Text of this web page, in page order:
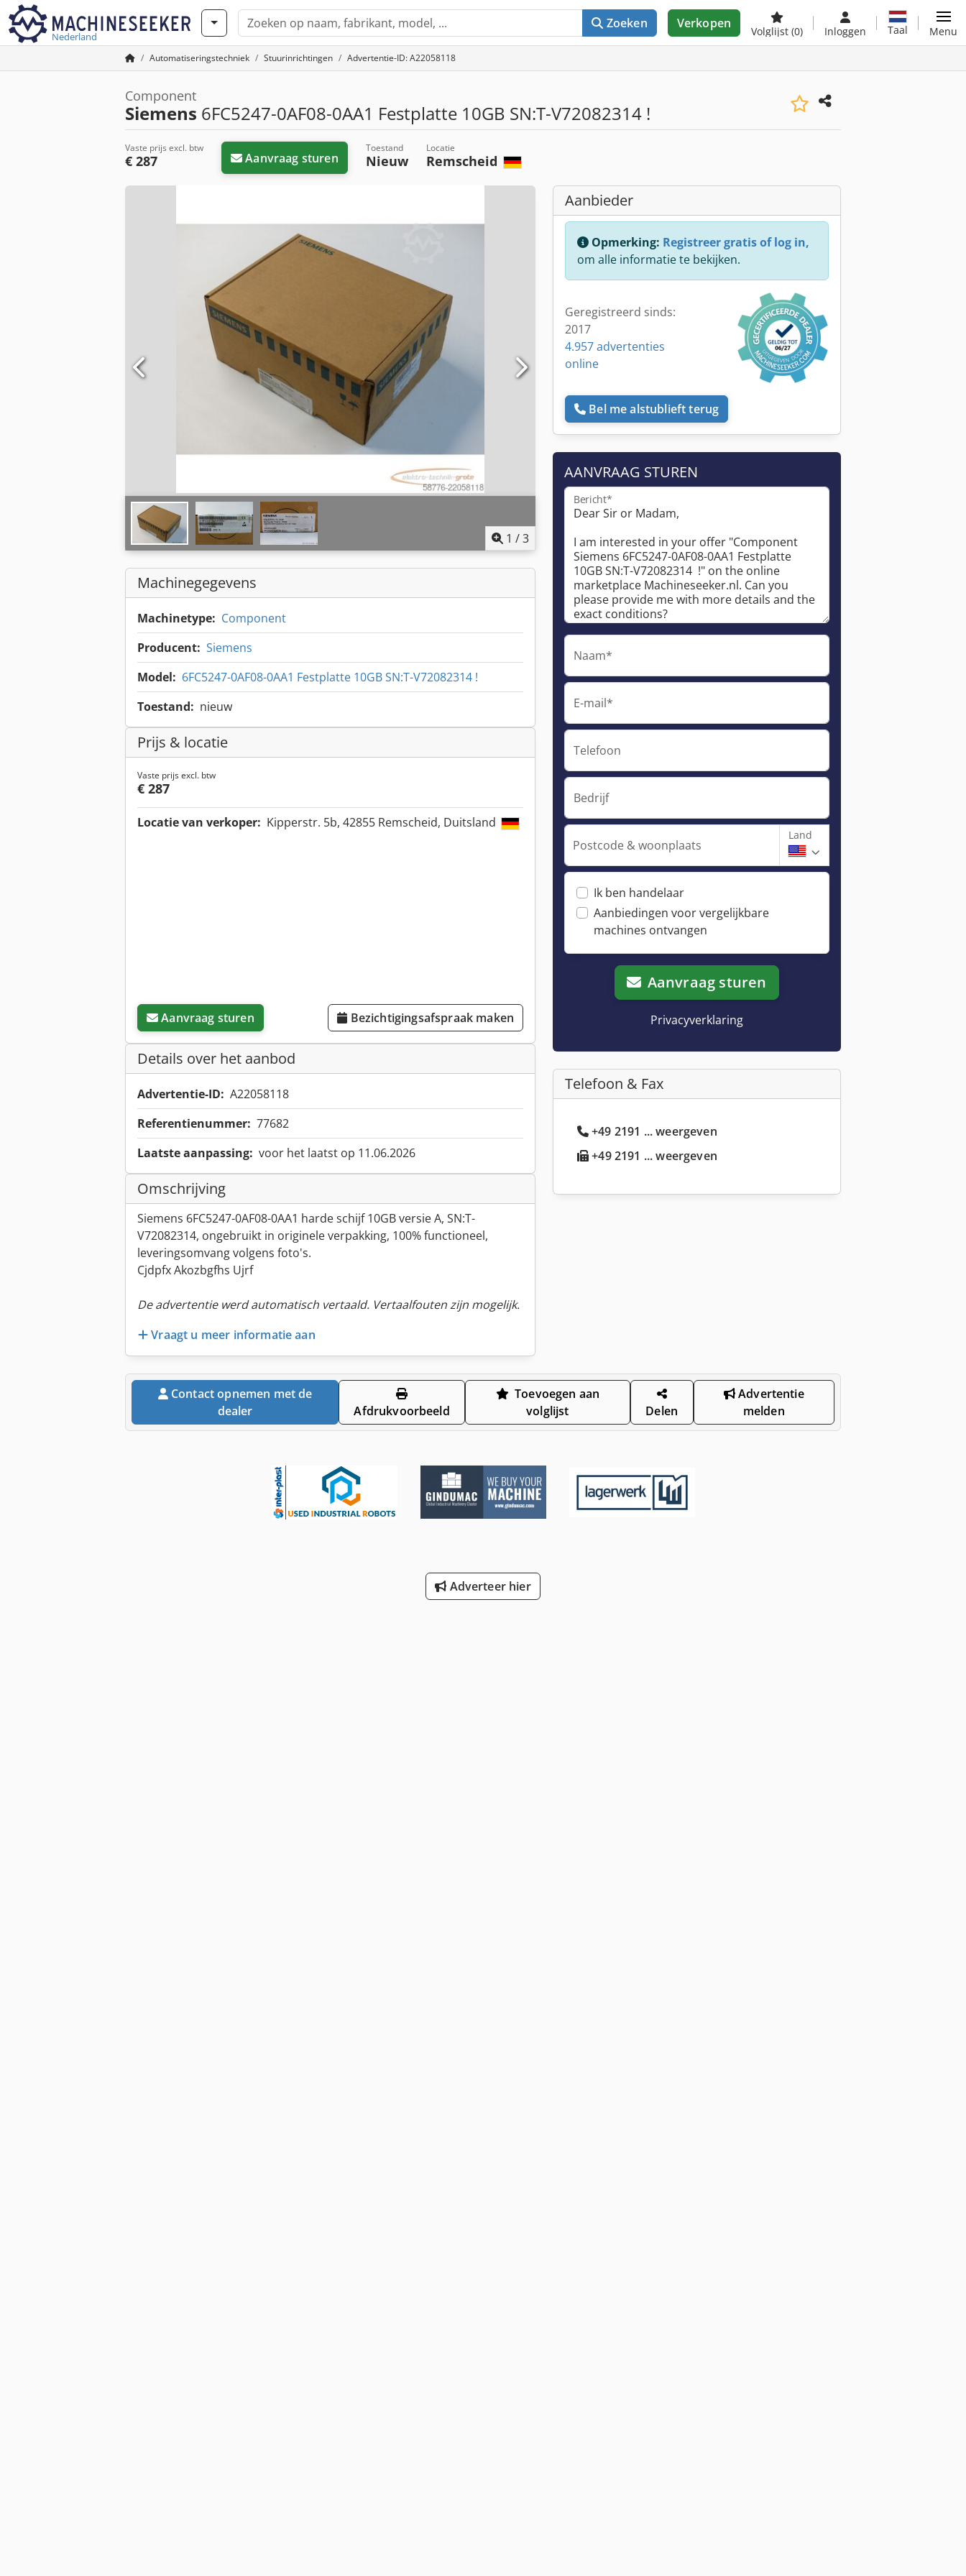
Nederland
Zoeken Verkopen
Volglijst (0) Inloggen Taal Menu
Automatiseringstechniek Stuurinrichtingen Advertentie-ID: A22058118
Component
Siemens 6FC5247-0AF08-0AA1 Festplatte 10GB SN:T-V72082314 !
Vaste prijs excl. btw
€ 287 Aanvraag sturen
Toestand
Nieuw
Locatie
Remscheid
1 /3
Machinegegevens
Machinetype: Component
Producent: Siemens
Model: 6FC5247-0AF08-0AA1 Festplatte 10GB SN:T-V72082314 !
Toestand: nieuw
Prijs & locatie
Vaste prijs excl. btw
€ 287
Locatie van verkoper: Kipperstr. 5b, 42855 Remscheid, Duitsland
Aanvraag sturen Bezichtigingsafspraak maken
Details over het aanbod
Advertentie-ID: A22058118
Referentienummer: 77682
Laatste aanpassing: voor het laatst op 11.06.2026
Omschrijving
Siemens 6FC5247-0AF08-0AA1 harde schijf 10GB versie A, SN:T-
V72082314, ongebruikt in originele verpakking, 100% functioneel,
leveringsomvang volgens foto's.
Cjdpfx Akozbgfhs Ujrf
De advertentie werd automatisch vertaald. Vertaalfouten zijn mogelijk.
Vraagt u meer informatie aan
Aanbieder
Opmerking: Registreer gratis of log in,
om alle informatie te bekijken.
Geregistreerd sinds:
2017
4.957 advertenties
online
Bel me alstublieft terug
AANVRAAG STUREN
Bericht*
Naam*
E-mail*
Telefoon
Bedrijf
Postcode & woonplaats
Land
Ik ben handelaar
Aanbiedingen voor vergelijkbare
machines ontvangen
Aanvraag sturen
Privacyverklaring
Telefoon & Fax
+49 2191 ... weergeven
+49 2191 ... weergeven
Contact opnemen met de
dealer
Afdrukvoorbeeld
Toevoegen aan
volglijst
Delen
Advertentie
melden
Adverteer hier